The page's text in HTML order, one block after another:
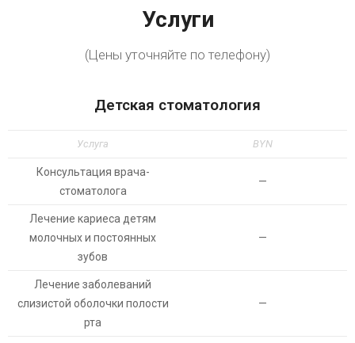
Услуги
(Цены уточняйте по телефону)
Детская стоматология
Услуга BYN
Консультация врача-
стоматолога
—
Лечение кариеса детям
молочных и постоянных
зубов
—
Лечение заболеваний
слизистой оболочки полости
рта
—